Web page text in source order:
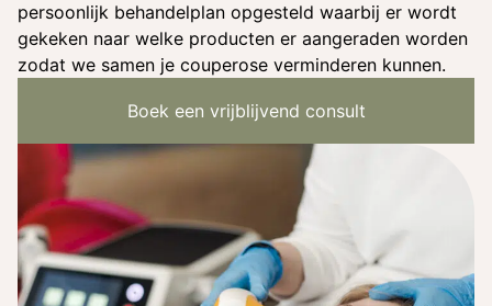
persoonlijk behandelplan opgesteld waarbij er wordt
gekeken naar welke producten er aangeraden worden
zodat we samen je couperose verminderen kunnen.
Boek een vrijblijvend consult